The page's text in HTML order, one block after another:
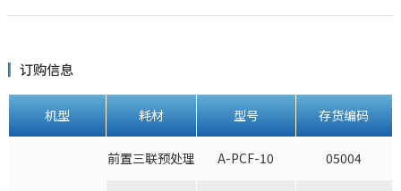
订购信息
机型 耗材 型号 存货编码
前置三联预处理 A-PCF-10 05004